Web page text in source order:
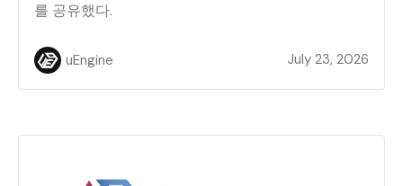
를 공유했다.
uEngine July 23, 2026